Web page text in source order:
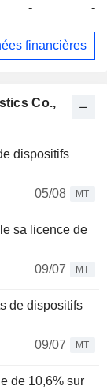
Co.,
dispositifs
05/08
MT
sa licence de
09/07
MT
de dispositifs
09/07
MT
de 10,6% sur
- -
financières